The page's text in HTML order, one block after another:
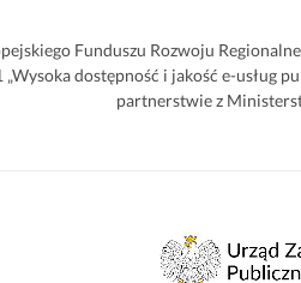
Funduszu Rozwoju
dostępność i jakość e-usług
partnerstwie z